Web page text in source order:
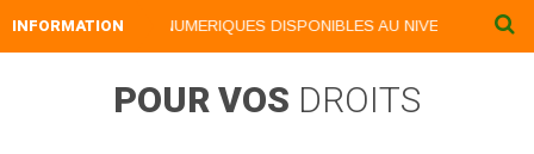
INFORMATION
NOS LIVRES NUMERIQUES DISPONIBLES AU NIVEAU DU
POUR VOS DROITS